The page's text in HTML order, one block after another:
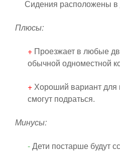
Сидения расположены в
Плюсы:
+ Проезжает в любые
обычной одноместной
+ Хороший вариант для
смогут подраться.
Минусы:
-Дети постарше будут